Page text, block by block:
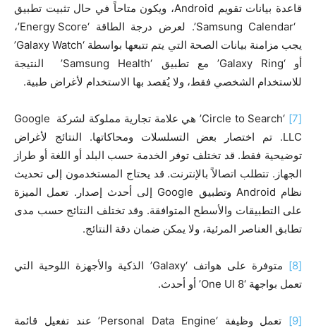
قاعدة بيانات تقويم Android، ويكون متاحاً في حال تثبيت تطبيق
‘Samsung Calendar’. لعرض درجة الطاقة ‘Energy Score’،
يجب مزامنة بيانات الصحة التي يتم تتبعها بواسطة ‘Galaxy Watch’
أو ‘Galaxy Ring’ مع تطبيق ‘Samsung Health’ النتيجة
للاستخدام الشخصي فقط، ولا يُقصد بها الاستخدام لأغراض طبية.
[7]
‘Circle to Search’ هي علامة تجارية مملوكة لشركة Google
LLC. تم اختصار بعض التسلسلات ومحاكاتها. النتائج لأغراض
توضيحية فقط. قد تختلف توفر الخدمة حسب البلد أو اللغة أو طراز
الجهاز. تتطلب اتصالاً بالإنترنت. قد يحتاج المستخدمون إلى تحديث
نظام Android وتطبيق Google إلى أحدث إصدار. تعمل الميزة
على التطبيقات والأسطح المتوافقة. وقد تختلف النتائج حسب مدى
تطابق العناصر المرئية، ولا يمكن ضمان دقة النتائج.
[8]
متوفرة على هواتف ‘Galaxy’ الذكية والأجهزة اللوحية التي
تعمل بواجهة ‘One UI 8’ أو أحدث.
[9]
تعمل وظيفة ‘Personal Data Engine’ عند تفعيل قائمة